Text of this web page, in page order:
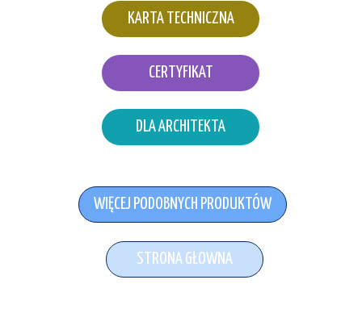
WIĘCEJ PODOBNYCH PRODUKTÓW
STRONA GŁOWNA
DLA ARCHITEKTA
CERTYFIKAT
KARTA TECHNICZNA